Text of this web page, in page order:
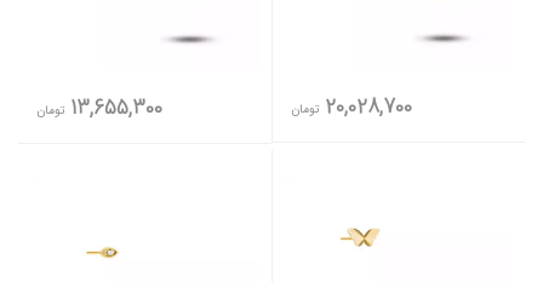
20,028,700 تومان 13,655,300 تومان